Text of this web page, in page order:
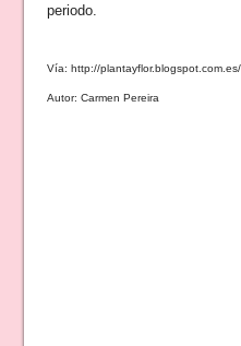
periodo.
Vía: http://plantayflor.blogspot.com.es/
Autor: Carmen Pereira